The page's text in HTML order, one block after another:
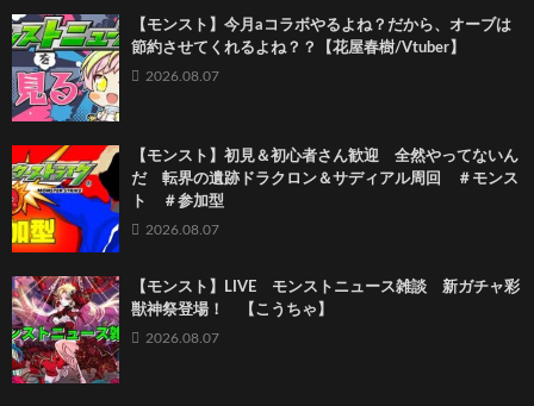
【モンスト】今月aコラボやるよね？だから、オーブは
節約させてくれるよね？？【花屋春樹/Vtuber】
2026.08.07
【モンスト】初見＆初心者さん歓迎 全然やってないん
だ 転界の遺跡ドラクロン＆サディアル周回 ＃モンス
ト ＃参加型
2026.08.07
【モンスト】LIVE モンストニュース雑談 新ガチャ彩
獣神祭登場！ 【こうちゃ】
2026.08.07